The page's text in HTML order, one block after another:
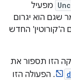
מפעיל
שגם הוא יגרום
החדש
הזו תספור את
. הפעולה הזו